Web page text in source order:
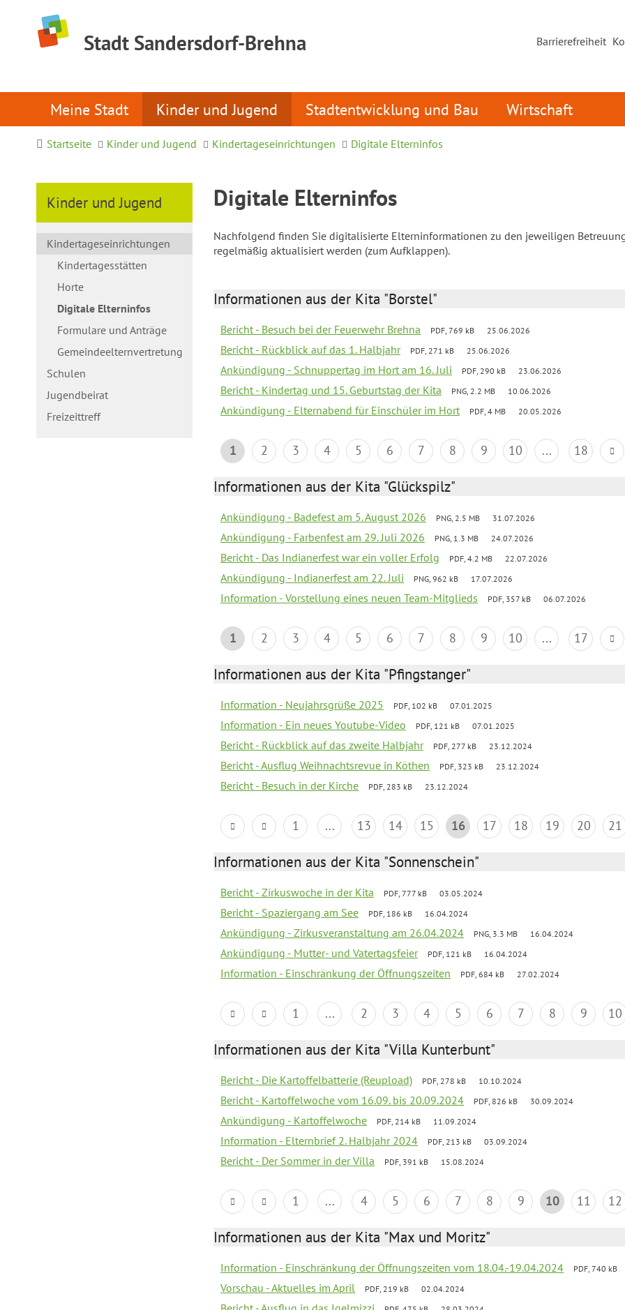
Stadt Sandersdorf-Brehna Barrierefreiheit
Meine Stadt Kinder und Jugend Stadtentwicklung und Bau Wirtschaft
Startseite Kinder und Jugend Kindertageseinrichtungen Digitale Elterninfos
Kinder und Jugend
Kindertageseinrichtungen
Kindertagesstätten
Horte
Digitale Elterninfos
Formulare und Anträge
Gemeindeelternvertretung
Schulen
Jugendbeirat
Freizeittreff
Digitale Elterninfos
Nachfolgend finden Sie digitalisierte Elterninformationen zu den jeweiligen
regelmäßig aktualisiert werden (zum Aufklappen).
Informationen aus der Kita "Borstel"
Bericht - Besuch bei der Feuerwehr Brehna PDF, 769 kB 25.06.2026
Bericht - Rückblick auf das 1. Halbjahr PDF, 271 kB 25.06.2026
Ankündigung - Schnuppertag im Hort am 16. Juli PDF, 290 kB 23.06.2026
Bericht - Kindertag und 15. Geburtstag der Kita PNG, 2.2 MB 10.06.2026
Ankündigung - Elternabend für Einschüler im Hort PDF, 4 MB 20.05.2026
1 2 3 4 5 6 7 8 9 10 ... 18
Informationen aus der Kita "Glückspilz"
Ankündigung - Badefest am 5. August 2026 PNG, 2.5 MB 31.07.2026
Ankündigung - Farbenfest am 29. Juli 2026 PNG, 1.3 MB 24.07.2026
Bericht - Das Indianerfest war ein voller Erfolg PDF, 4.2 MB 22.07.2026
Ankündigung - Indianerfest am 22. Juli PNG, 962 kB 17.07.2026
Information - Vorstellung eines neuen Team-Mitglieds PDF, 357 kB 06.07.2026
1 2 3 4 5 6 7 8 9 10 ... 17
Informationen aus der Kita "Pfingstanger"
Information - Neujahrsgrüße 2025 PDF, 102 kB 07.01.2025
Information - Ein neues Youtube-Video PDF, 121 kB 07.01.2025
Bericht - Rückblick auf das zweite Halbjahr PDF, 277 kB 23.12.2024
Bericht - Ausflug Weihnachtsrevue in Köthen PDF, 323 kB 23.12.2024
Bericht - Besuch in der Kirche PDF, 283 kB 23.12.2024
1 ... 13 14 15 16 17 18 19 20 21
Informationen aus der Kita "Sonnenschein"
Bericht - Zirkuswoche in der Kita PDF, 777 kB 03.05.2024
Bericht - Spaziergang am See PDF, 186 kB 16.04.2024
Ankündigung - Zirkusveranstaltung am 26.04.2024 PNG, 3.3 MB 16.04.2024
Ankündigung - Mutter- und Vatertagsfeier PDF, 121 kB 16.04.2024
Information - Einschränkung der Öffnungszeiten PDF, 684 kB 27.02.2024
1 ... 2 3 4 5 6 7 8 9 10
Informationen aus der Kita "Villa Kunterbunt"
Bericht - Die Kartoffelbatterie (Reupload) PDF, 278 kB 10.10.2024
Bericht - Kartoffelwoche vom 16.09. bis 20.09.2024 PDF, 826 kB 30.09.2024
Ankündigung - Kartoffelwoche PDF, 214 kB 11.09.2024
Information - Elternbrief 2. Halbjahr 2024 PDF, 213 kB 03.09.2024
Bericht - Der Sommer in der Villa PDF, 391 kB 15.08.2024
1 ... 4 5 6 7 8 9 10 11 12
Informationen aus der Kita "Max und Moritz"
Information - Einschränkung der Öffnungszeiten vom 18.04.-19.04.2024 PDF, 740 kB
Vorschau - Aktuelles im April PDF, 219 kB 02.04.2024